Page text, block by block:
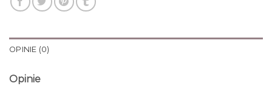
OPINIE (0)
Opinie